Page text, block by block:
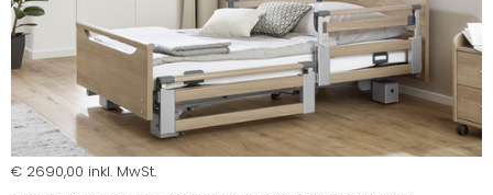
€ 2690,00 inkl. MwSt.